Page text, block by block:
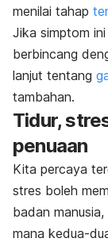
menilai tahap
Jika simptom
berbincang
lanjut tentang
tambahan.
Tidur,
penuaan
Kita percaya
stres boleh
badan
mana kedua-